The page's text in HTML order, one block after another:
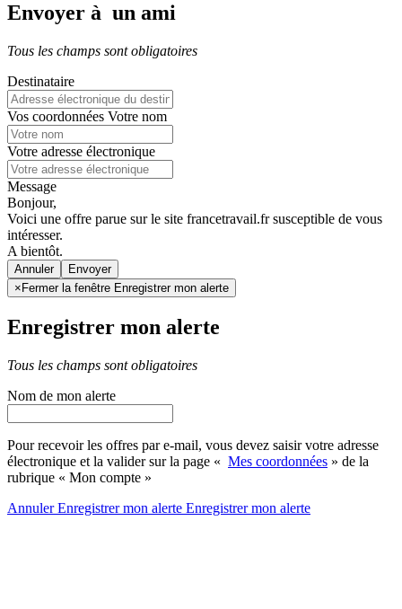
Envoyer à un ami
Tous les champs sont obligatoires
Destinataire
Vos coordonnées Votre nom
Votre adresse électronique
Message
Bonjour,
Voici une offre parue sur le site francetravail.fr susceptible de vous
intéresser.
A bientôt.
Annuler
× Fermer la fenêtre Enregistrer mon alerte
Enregistrer mon alerte
Tous les champs sont obligatoires
Nom de mon alerte
Pour recevoir les offres par e-mail, vous devez saisir votre adresse
électronique et la valider sur la page « Mes coordonnées » de la
rubrique « Mon compte »
AnnulerEnregistrer mon alerte Enregistrermon alerte